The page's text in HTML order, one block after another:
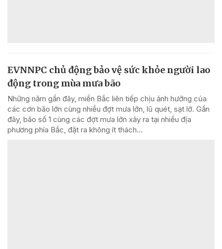
EVNNPC chủ động bảo vệ sức khỏe người lao
động trong mùa mưa bão
Những năm gần đây, miền Bắc liên tiếp chịu ảnh hưởng của
các cơn bão lớn cùng nhiều đợt mưa lớn, lũ quét, sạt lở. Gần
đây, bão số 1 cùng các đợt mưa lớn xảy ra tại nhiều địa
phương phía Bắc, đặt ra không ít thách...